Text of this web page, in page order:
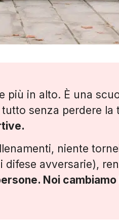
più in alto. È una
senza perdere
niente
difese avversarie),
Noi